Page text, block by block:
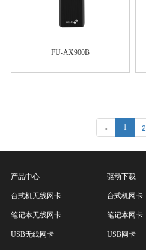
FU-AX900B
« 1 2
产品中心
台式机无线网卡
笔记本无线网卡
USB无线网卡
驱动下载
台式机网卡
笔记本网卡
USB网卡